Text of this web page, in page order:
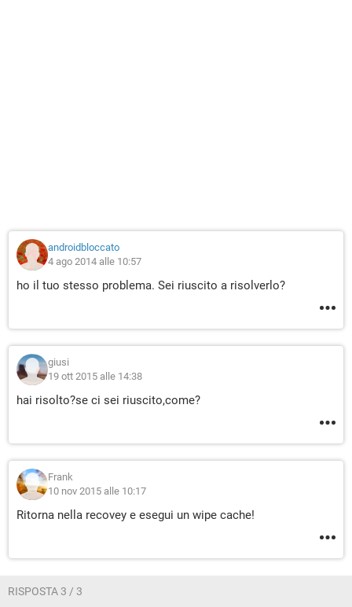
androidbloccato
4 ago 2014 alle 10:57
ho il tuo stesso problema. Sei riuscito a risolverlo?
giusi
19 ott 2015 alle 14:38
hai risolto?se ci sei riuscito,come?
Frank
10 nov 2015 alle 10:17
Ritorna nella recovey e esegui un wipe cache!
RISPOSTA 3 / 3